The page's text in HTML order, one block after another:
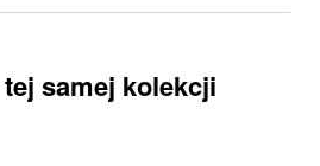
tej samej kolekcji